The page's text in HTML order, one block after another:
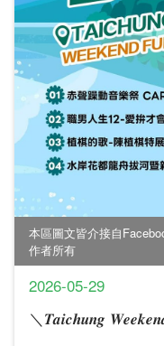
本區圖文皆介接自
作者所有
2026-05-29
＼𝑻𝒂𝒊𝒄𝒉𝒖𝒏𝒈